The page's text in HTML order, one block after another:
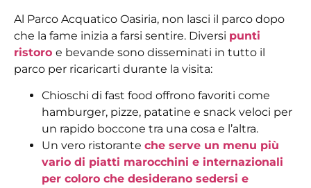
Al Parco Acquatico Oasiria, non lasci il parco dopo
che la fame inizia a farsi sentire. Diversi punti
ristoro e bevande sono disseminati in tutto il
parco per ricaricarti durante la visita:
Chioschi di fast food offrono favoriti come
hamburger, pizze, patatine e snack veloci per
un rapido boccone tra una cosa e l’altra.
Un vero ristorante che serve un menu più
vario di piatti marocchini e internazionali
per coloro che desiderano sedersi e